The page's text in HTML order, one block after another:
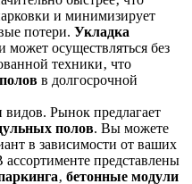
и минимизирует
потери. Укладка
может осуществляться без
техники‚ что
в долгосрочной
видов. Рынок предлагает
полов. Вы можете
в зависимости от ваших
представлены
‚ бетонные модули